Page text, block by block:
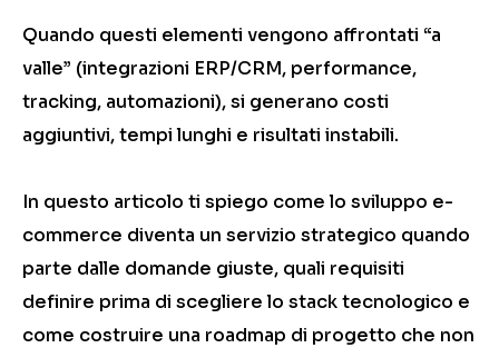
Quando questi elementi vengono affrontati “a
valle” (integrazioni ERP/CRM, performance,
tracking, automazioni), si generano costi
aggiuntivi, tempi lunghi e risultati instabili.
In questo articolo ti spiego come lo sviluppo e-
commerce diventa un servizio strategico quando
parte dalle domande giuste, quali requisiti
definire prima di scegliere lo stack tecnologico e
come costruire una roadmap di progetto che non